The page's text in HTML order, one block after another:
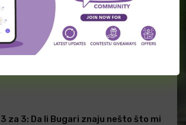
3 za 3: Da li ovde postoji reč o
dogovoru?!
3 za 3: Da li Bugari znaju nešto što mi